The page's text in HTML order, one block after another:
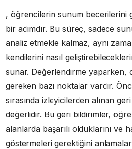
, öğrencilerin sunum becerilerini
bir adımdır. Bu süreç, sadece
analiz etmekle kalmaz, aynı
kendilerini nasıl
sunar. Değerlendirme yaparken,
gereken bazı noktalar vardır.
sırasında izleyicilerden alınan
değerlidir. Bu geri bildirimler,
alanlarda başarılı olduklarını ve
göstermeleri gerektiğini